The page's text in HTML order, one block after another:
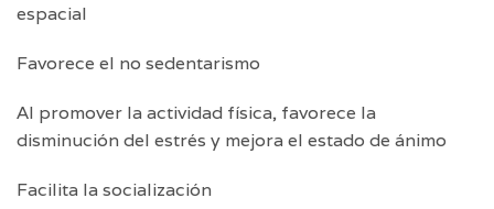
espacial
Favorece el no sedentarismo
Al promover la actividad física, favorece la
disminución del estrés y mejora el estado de ánimo
Facilita la socialización